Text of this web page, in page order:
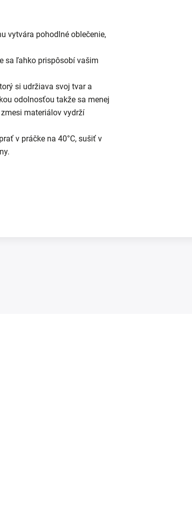
vytvára pohodlné oblečenie,
sa ľahko prispôsobí vašim
si udržiava svoj tvar a
odolnosťou takže sa menej
materiálov vydrží
v práčke na 40°C, sušiť v